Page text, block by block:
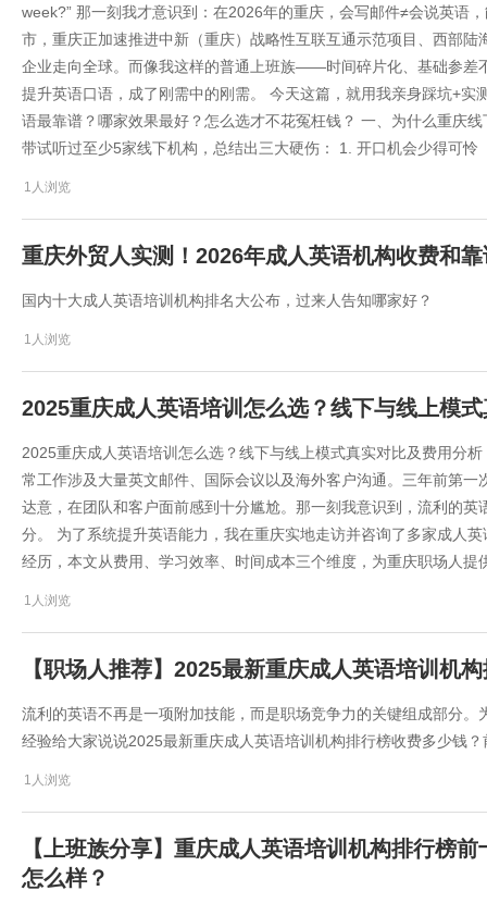
week?” 那一刻我才意识到：在2026年的重庆，会写邮件≠会说英语
市，重庆正加速推进中新（重庆）战略性互联互通示范项目、西部
企业走向全球。而像我这样的普通上班族——时间碎片化、基础参差
提升英语口语，成了刚需中的刚需。 今天这篇，就用我亲身踩坑+
语最靠谱？哪家效果最好？怎么选才不花冤枉钱？ 一、为什么重庆
带试听过至少5家线下机构，总结出三大硬伤： 1. 开口机会少得可怜
1人浏览
重庆外贸人实测！2026年成人英语机构收费和
国内十大成人英语培训机构排名大公布，过来人告知哪家好？
1人浏览
2025重庆成人英语培训怎么选？线下与线上模
2025重庆成人英语培训怎么选？线下与线上模式真实对比及费用分
常工作涉及大量英文邮件、国际会议以及海外客户沟通。三年前第
达意，在团队和客户面前感到十分尴尬。那一刻我意识到，流利的
分。 为了系统提升英语能力，我在重庆实地走访并咨询了多家成人
经历，本文从费用、学习效率、时间成本三个维度，为重庆职场人提
1人浏览
【职场人推荐】2025最新重庆成人英语培训机
流利的英语不再是一项附加技能，而是职场竞争力的关键组成部分
经验给大家说说2025最新重庆成人英语培训机构排行榜收费多少钱
1人浏览
【上班族分享】重庆成人英语培训机构排行榜
怎么样？